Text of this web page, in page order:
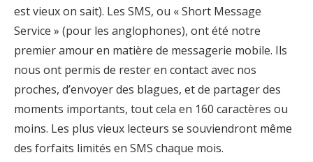
est vieux on sait). Les SMS, ou « Short Message
Service » (pour les anglophones), ont été notre
premier amour en matière de messagerie mobile. Ils
nous ont permis de rester en contact avec nos
proches, d’envoyer des blagues, et de partager des
moments importants, tout cela en 160 caractères ou
moins. Les plus vieux lecteurs se souviendront même
des forfaits limités en SMS chaque mois.